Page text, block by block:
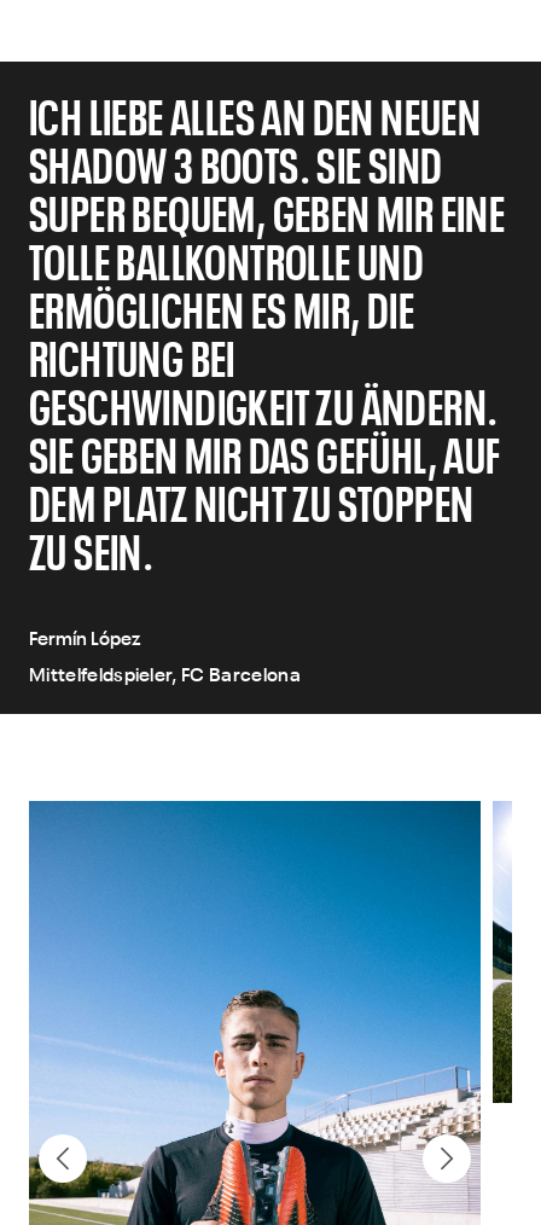
ICH LIEBE ALLES AN DEN NEUEN
SHADOW 3 BOOTS. SIE SIND
SUPER BEQUEM, GEBEN MIR EINE
TOLLE BALLKONTROLLE UND
ERMÖGLICHEN ES MIR, DIE
RICHTUNG BEI
GESCHWINDIGKEIT ZU ÄNDERN.
SIE GEBEN MIR DAS GEFÜHL, AUF
DEM PLATZ NICHT ZU STOPPEN
ZU SEIN.
Fermín López
Mittelfeldspieler, FC Barcelona